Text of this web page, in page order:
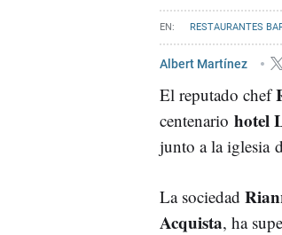
RESTAURANTES
Albert Martínez
El reputado chef
centenario hotel
junto a la iglesia
La sociedad
Acquista, ha